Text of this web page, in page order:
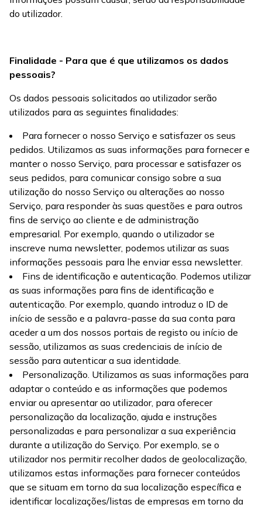
do utilizador.
Finalidade - Para que é que utilizamos os dados
pessoais?
Os dados pessoais solicitados ao utilizador serão
utilizados para as seguintes finalidades:
Para fornecer o nosso Serviço e satisfazer os seus
pedidos. Utilizamos as suas informações para fornecer e
manter o nosso Serviço, para processar e satisfazer os
seus pedidos, para comunicar consigo sobre a sua
utilização do nosso Serviço ou alterações ao nosso
Serviço, para responder às suas questões e para outros
fins de serviço ao cliente e de administração
empresarial. Por exemplo, quando o utilizador se
inscreve numa newsletter, podemos utilizar as suas
informações pessoais para lhe enviar essa newsletter.
Fins de identificação e autenticação. Podemos utilizar
as suas informações para fins de identificação e
autenticação. Por exemplo, quando introduz o ID de
início de sessão e a palavra-passe da sua conta para
aceder a um dos nossos portais de registo ou início de
sessão, utilizamos as suas credenciais de início de
sessão para autenticar a sua identidade.
Personalização. Utilizamos as suas informações para
adaptar o conteúdo e as informações que podemos
enviar ou apresentar ao utilizador, para oferecer
personalização da localização, ajuda e instruções
personalizadas e para personalizar a sua experiência
durante a utilização do Serviço. Por exemplo, se o
utilizador nos permitir recolher dados de geolocalização,
utilizamos estas informações para fornecer conteúdos
que se situam em torno da sua localização específica e
identificar localizações/listas de empresas em torno da